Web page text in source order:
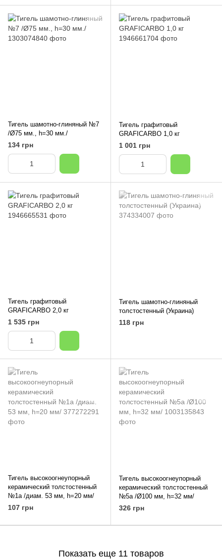
Тигель шамотно-глиняный №7
/Ø75 мм., h=30 мм./
134 грн
Тигель графитовый
GRAFICARBO 1,0 кг
1 001 грн
Тигель графитовый
GRAFICARBO 2,0 кг
1 535 грн
Тигель шамотно-глиняный
толстостенный (Украина)
118 грн
Тигель высокоогнеупорный
керамический толстостенный
№1а /диам. 53 мм, h=20 мм/
107 грн
Тигель высокоогнеупорный
керамический толстостенный
№5а /Ø100 мм, h=32 мм/
326 грн
Показать еще 11 товаров